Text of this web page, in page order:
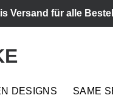
Versand für alle
DESIGNS SAME